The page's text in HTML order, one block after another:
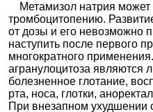
Метамизол натрия может
тромбоцитопению.
от дозы и его невозможно
наступить после первого
многократного
агранулоцитоза являются
болезненное глотание,
рта, носа, глотки,
При внезапном ухудшении